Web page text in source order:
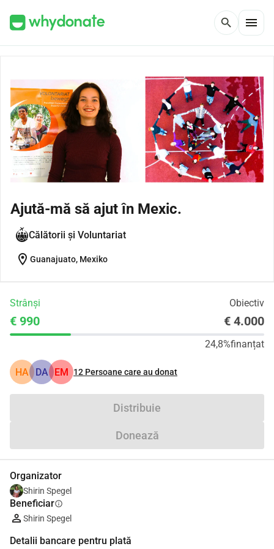
search menu
Ajută-mă să ajut în Mexic.
Călătorii și Voluntariat
location_on Guanajuato, Mexiko
Strânși Obiectiv
€ 990 € 4.000
24,8%finanțat
HA DA EM 12 Persoane care au donat
Distribuie
Donează
Organizator
Shirin Spegel
Beneficiarinfo
Shirin Spegel
Detalii bancare pentru plată